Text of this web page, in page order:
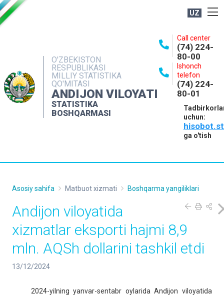
UZ
O'ZBEKISTON
RESPUBLIKASI
MILLIY STATISTIKA
QO'MITASI
ANDIJON VILOYATI
STATISTIKA
BOSHQARMASI
Call center
(74) 224-
80-00
Ishonch
telefon
(74) 224-
80-01
uchun:
ga o'tish
NASHRLAR
INTERAKTIV XIZMATLAR
MATBUOT XIZMATI
MUROJAATLAR
Asosiy sahifa Matbuot xizmati Boshqarma yangiliklari
Andijon viloyatida
xizmatlar eksporti hajmi 8,9
mln. AQSh dollarini tashkil etdi
13/12/2024
2024-yilning yanvar-sentabr oylarida Andijon viloyatida